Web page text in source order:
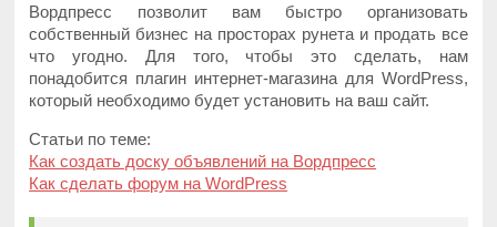
Вордпресс позволит вам быстро организовать
собственный бизнес на просторах рунета и продать все
что угодно. Для того, чтобы это сделать, нам
понадобится плагин интернет-магазина для WordPress,
который необходимо будет установить на ваш сайт.
Статьи по теме:
Как создать доску объявлений на Вордпресс
Как сделать форум на WordPress